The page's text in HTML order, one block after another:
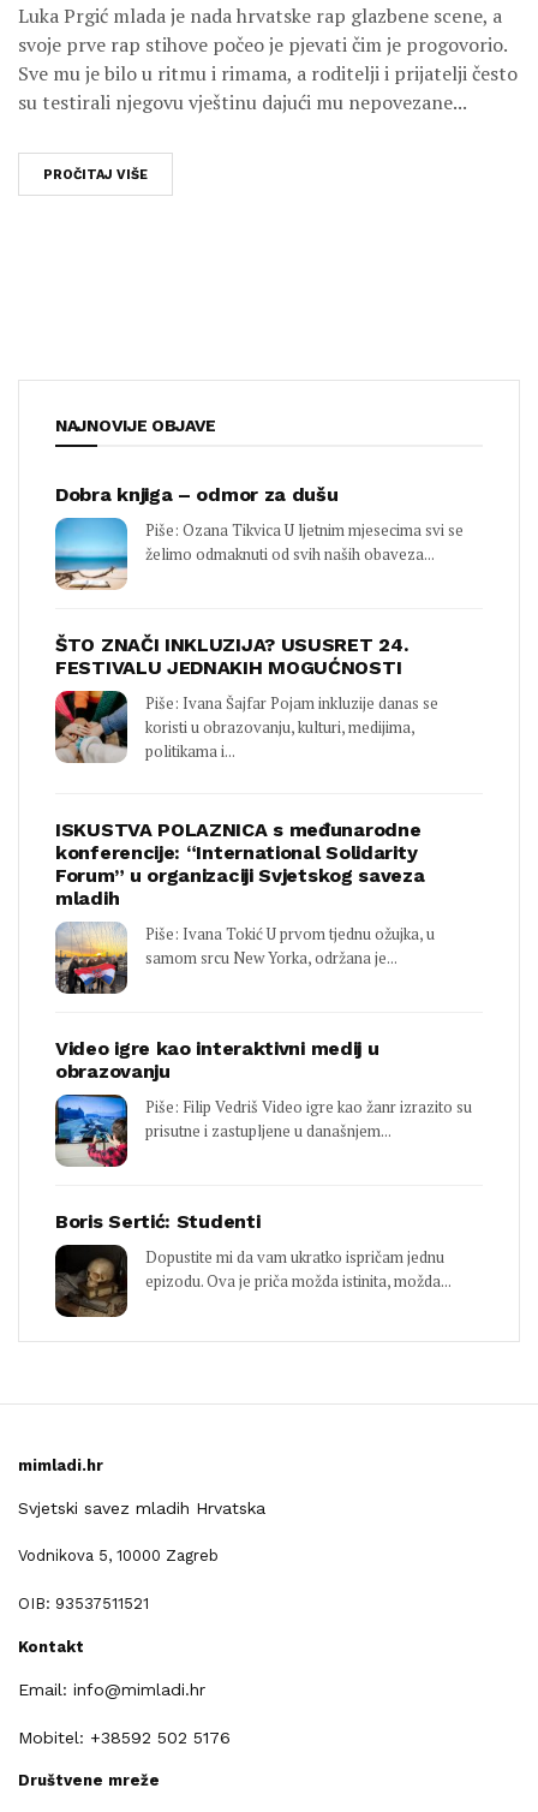
Luka Prgić mlada je nada hrvatske rap glazbene scene, a
svoje prve rap stihove počeo je pjevati čim je progovorio.
Sve mu je bilo u ritmu i rimama, a roditelji i prijatelji često
su testirali njegovu vještinu dajući mu nepovezane...
PROČITAJ VIŠE
NAJNOVIJE OBJAVE
Dobra knjiga – odmor za dušu
Piše: Ozana Tikvica U ljetnim mjesecima svi se
želimo odmaknuti od svih naših obaveza...
ŠTO ZNAČI INKLUZIJA? USUSRET 24.
FESTIVALU JEDNAKIH MOGUĆNOSTI
Piše: Ivana Šajfar Pojam inkluzije danas se
koristi u obrazovanju, kulturi, medijima,
politikama i...
ISKUSTVA POLAZNICA s međunarodne
konferencije: “International Solidarity
Forum” u organizaciji Svjetskog saveza
mladih
Piše: Ivana Tokić U prvom tjednu ožujka, u
samom srcu New Yorka, održana je...
Video igre kao interaktivni medij u
obrazovanju
Piše: Filip Vedriš Video igre kao žanr izrazito su
prisutne i zastupljene u današnjem...
Boris Sertić: Studenti
Dopustite mi da vam ukratko ispričam jednu
epizodu. Ova je priča možda istinita, možda...
mimladi.hr
Svjetski savez mladih Hrvatska
Vodnikova 5, 10000 Zagreb
OIB: 93537511521
Kontakt
Email: info@mimladi.hr
Mobitel: +38592 502 5176
Društvene mreže